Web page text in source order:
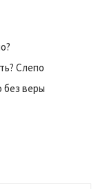
Слепо
без веры